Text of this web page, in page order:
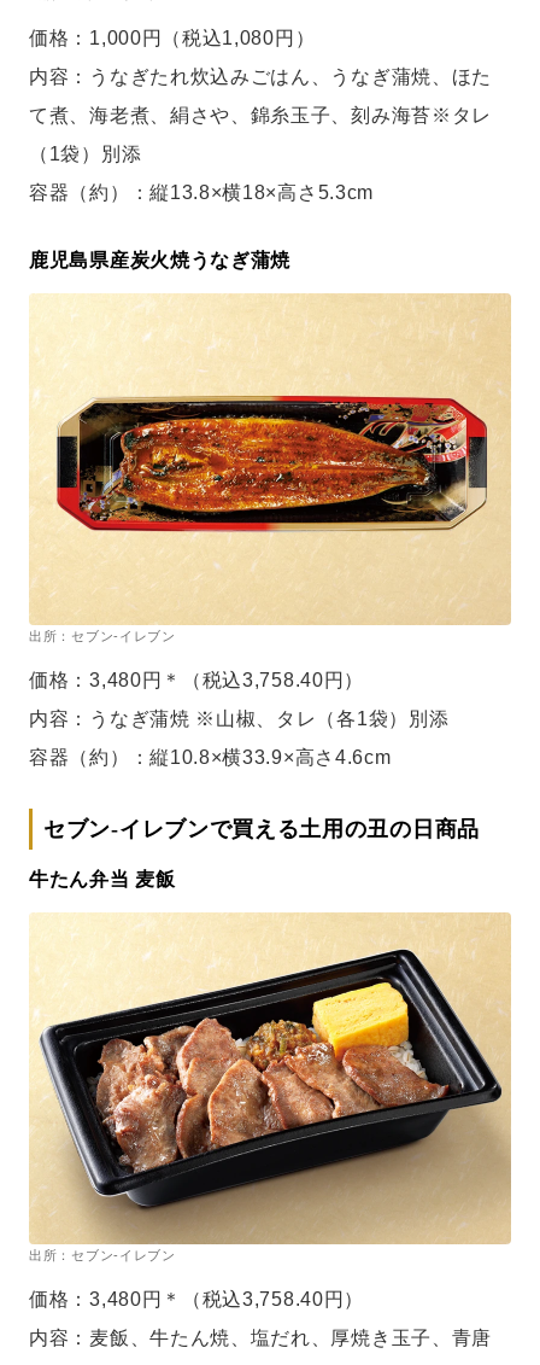
価格：1,000円（税込1,080円）
内容：うなぎたれ炊込みごはん、うなぎ蒲焼、ほた
て煮、海老煮、絹さや、錦糸玉子、刻み海苔※タレ
（1袋）別添
容器（約）：縦13.8×横18×高さ5.3cm
鹿児島県産炭火焼うなぎ蒲焼
出所：セブン-イレブン
価格：3,480円＊（税込3,758.40円）
内容：うなぎ蒲焼 ※山椒、タレ（各1袋）別添
容器（約）：縦10.8×横33.9×高さ4.6cm
セブン-イレブンで買える土用の丑の日商品
牛たん弁当 麦飯
出所：セブン-イレブン
価格：3,480円＊（税込3,758.40円）
内容：麦飯、牛たん焼、塩だれ、厚焼き玉子、青唐